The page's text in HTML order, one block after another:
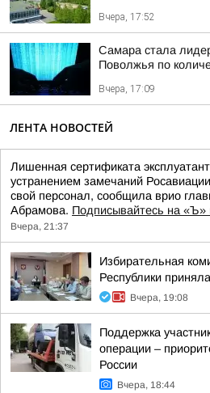
Вчера, 17:52
Самара стала
Поволжья по
Вчера, 17:09
ЛЕНТА НОВОСТЕЙ
Лишенная сертификата
устранением замечаний
свой персонал, сообщила врио
Абрамова. Подписывайтесь на «Ъ»
Вчера, 21:37
Избирательная
Республики
Вчера, 19:08
Поддержка
операции –
России
Вчера, 18:44